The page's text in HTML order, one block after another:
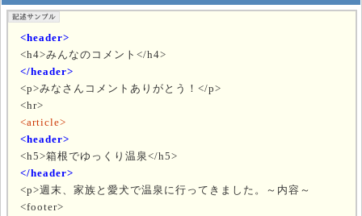
<header>
<h4>みんなのコメント</h4>
</header>
<p>みなさんコメントありがとう！</p>
<hr>
<article>
<header>
<h5>箱根でゆっくり温泉</h5>
</header>
<p>週末、家族と愛犬で温泉に行ってきました。～内容～
<footer>